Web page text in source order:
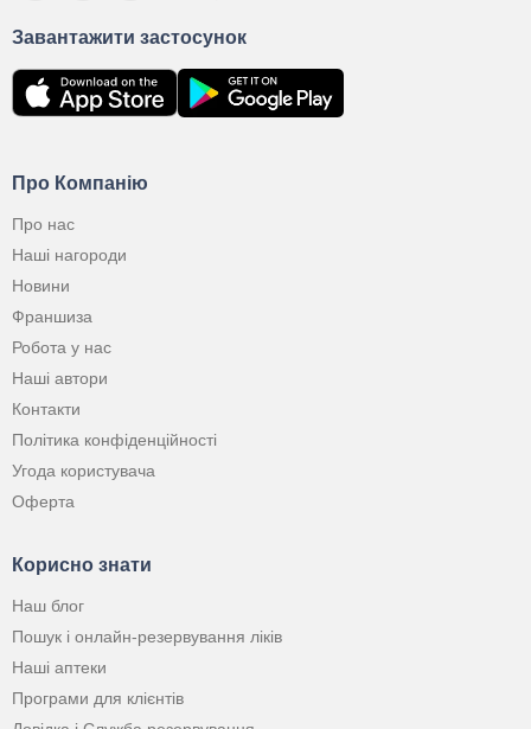
Про Компанію
Про нас
Наші нагороди
Новини
Франшиза
Робота у нас
Наші автори
Контакти
Політика конфіденційності
Угода користувача
Оферта
Корисно знати
Наш блог
Пошук і онлайн-резервування ліків
Наші аптеки
Програми для клієнтів
Завантажити застосунок